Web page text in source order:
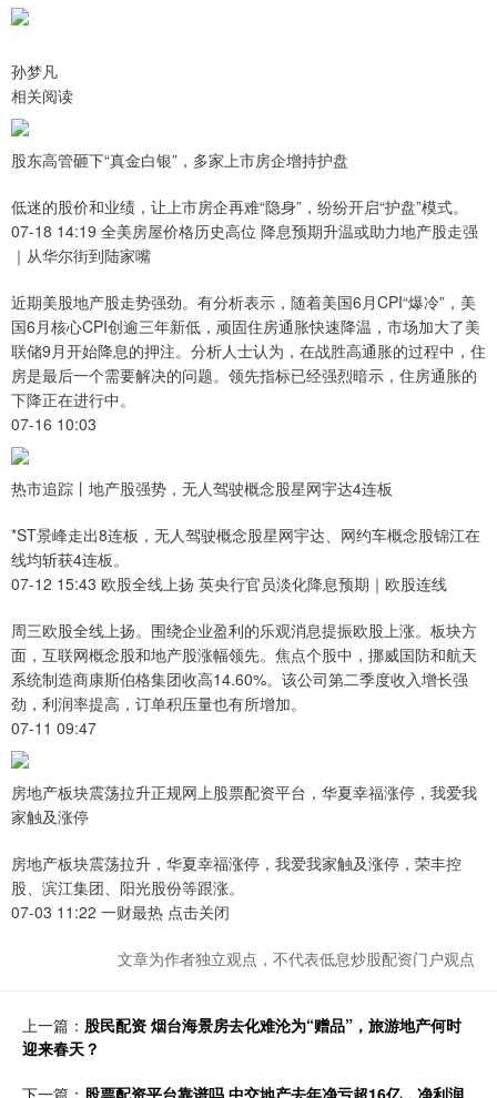
孙梦凡
相关阅读
股东高管砸下“真金白银”，多家上市房企增持护盘
低迷的股价和业绩，让上市房企再难“隐身”，纷纷开启“护盘”模式。
07-18 14:19 全美房屋价格历史高位 降息预期升温或助力地产股走强
｜从华尔街到陆家嘴
近期美股地产股走势强劲。有分析表示，随着美国6月CPI“爆冷”，美
国6月核心CPI创逾三年新低，顽固住房通胀快速降温，市场加大了美
联储9月开始降息的押注。分析人士认为，在战胜高通胀的过程中，住
房是最后一个需要解决的问题。领先指标已经强烈暗示，住房通胀的
下降正在进行中。
07-16 10:03
热市追踪丨地产股强势，无人驾驶概念股星网宇达4连板
*ST景峰走出8连板，无人驾驶概念股星网宇达、网约车概念股锦江在
线均斩获4连板。
07-12 15:43 欧股全线上扬 英央行官员淡化降息预期｜欧股连线
周三欧股全线上扬。围绕企业盈利的乐观消息提振欧股上涨。板块方
面，互联网概念股和地产股涨幅领先。焦点个股中，挪威国防和航天
系统制造商康斯伯格集团收高14.60%。该公司第二季度收入增长强
劲，利润率提高，订单积压量也有所增加。
07-11 09:47
房地产板块震荡拉升正规网上股票配资平台，华夏幸福涨停，我爱我
家触及涨停
房地产板块震荡拉升，华夏幸福涨停，我爱我家触及涨停，荣丰控
股、滨江集团、阳光股份等跟涨。
07-03 11:22 一财最热 点击关闭
文章为作者独立观点，不代表低息炒股配资门户观点
上一篇： 股民配资 烟台海景房去化难沦为“赠品”，旅游地产何时
迎来春天？